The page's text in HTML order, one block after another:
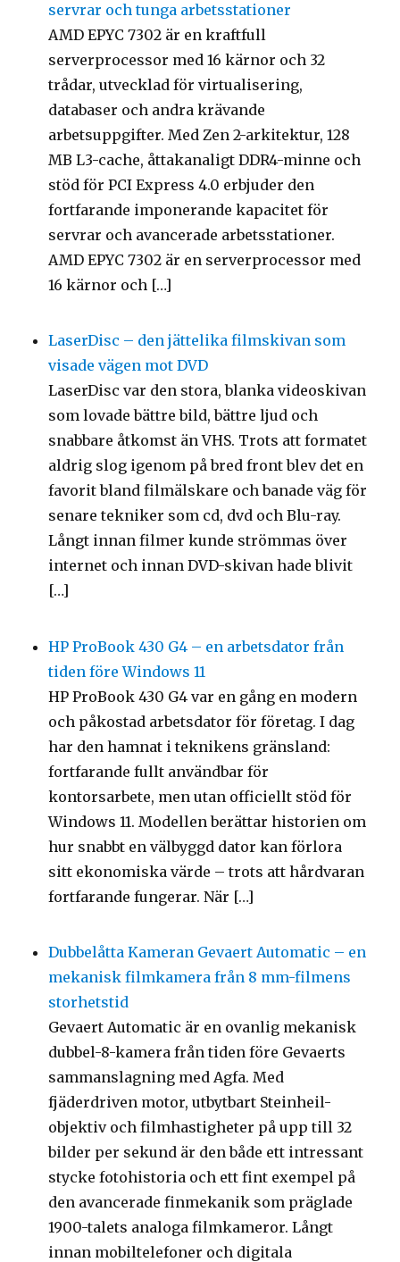
servrar och tunga arbetsstationer
AMD EPYC 7302 är en kraftfull
serverprocessor med 16 kärnor och 32
trådar, utvecklad för virtualisering,
databaser och andra krävande
arbetsuppgifter. Med Zen 2-arkitektur, 128
MB L3-cache, åttakanaligt DDR4-minne och
stöd för PCI Express 4.0 erbjuder den
fortfarande imponerande kapacitet för
servrar och avancerade arbetsstationer.
AMD EPYC 7302 är en serverprocessor med
16 kärnor och […]
LaserDisc – den jättelika filmskivan som
visade vägen mot DVD
LaserDisc var den stora, blanka videoskivan
som lovade bättre bild, bättre ljud och
snabbare åtkomst än VHS. Trots att formatet
aldrig slog igenom på bred front blev det en
favorit bland filmälskare och banade väg för
senare tekniker som cd, dvd och Blu-ray.
Långt innan filmer kunde strömmas över
internet och innan DVD-skivan hade blivit
[…]
HP ProBook 430 G4 – en arbetsdator från
tiden före Windows 11
HP ProBook 430 G4 var en gång en modern
och påkostad arbetsdator för företag. I dag
har den hamnat i teknikens gränsland:
fortfarande fullt användbar för
kontorsarbete, men utan officiellt stöd för
Windows 11. Modellen berättar historien om
hur snabbt en välbyggd dator kan förlora
sitt ekonomiska värde – trots att hårdvaran
fortfarande fungerar. När […]
Dubbelåtta Kameran Gevaert Automatic – en
mekanisk filmkamera från 8 mm-filmens
storhetstid
Gevaert Automatic är en ovanlig mekanisk
dubbel-8-kamera från tiden före Gevaerts
sammanslagning med Agfa. Med
fjäderdriven motor, utbytbart Steinheil-
objektiv och filmhastigheter på upp till 32
bilder per sekund är den både ett intressant
stycke fotohistoria och ett fint exempel på
den avancerade finmekanik som präglade
1900-talets analoga filmkameror. Långt
innan mobiltelefoner och digitala